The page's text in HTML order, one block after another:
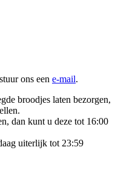
ons een e-mail.
broodjes laten bezorgen,
dan kunt u deze tot 16:00
uiterlijk tot 23:59